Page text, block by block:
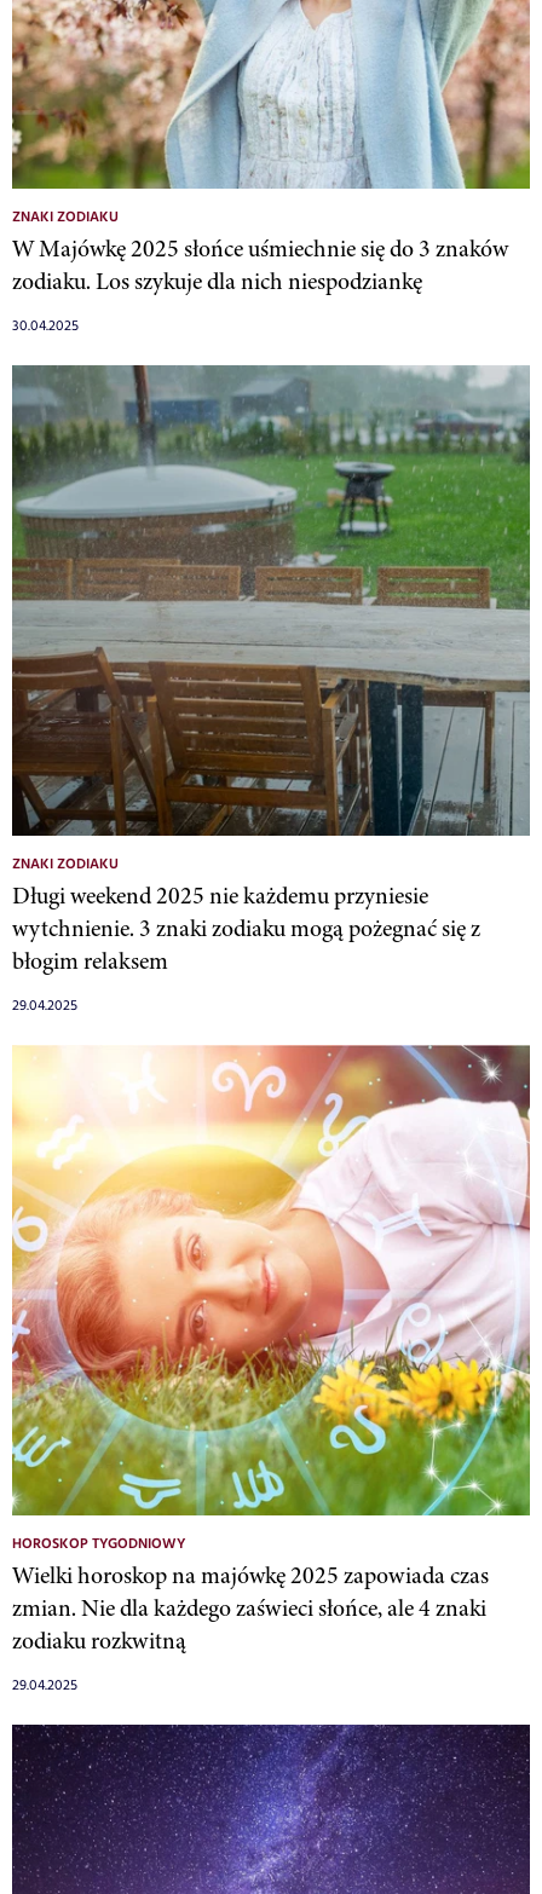
ZNAKI ZODIAKU
W Majówkę 2025 słońce uśmiechnie się do 3 znaków
zodiaku. Los szykuje dla nich niespodziankę
30.04.2025
ZNAKI ZODIAKU
Długi weekend 2025 nie każdemu przyniesie
wytchnienie. 3 znaki zodiaku mogą pożegnać się z
błogim relaksem
29.04.2025
HOROSKOP TYGODNIOWY
Wielki horoskop na majówkę 2025 zapowiada czas
zmian. Nie dla każdego zaświeci słońce, ale 4 znaki
zodiaku rozkwitną
29.04.2025